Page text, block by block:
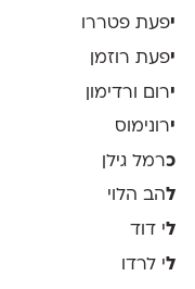
יפעת פטררו
יפעת רוזמן
ירום ורדימון
ירונימוס
כרמל גילן
להב הלוי
לי דוד
לי לרדו